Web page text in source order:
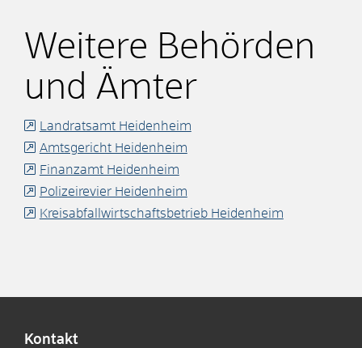
Weitere Behörden
und Ämter
Landratsamt Heidenheim
Amtsgericht Heidenheim
Finanzamt Heidenheim
Polizeirevier Heidenheim
Kreisabfallwirtschaftsbetrieb Heidenheim
Kontakt